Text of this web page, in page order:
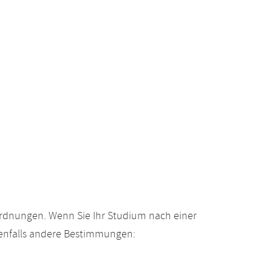
Wenn Sie Ihr Studium nach einer
andere Bestimmungen: